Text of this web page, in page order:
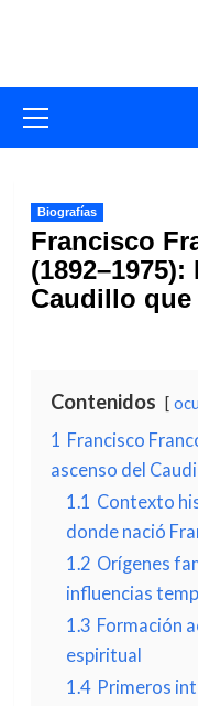
primario
Biografías
Francisco
Caudillo que
Contenidos
1 Francisco
ascenso del
1.1 Contexto
donde nació
1.2 Orígenes
influencias
1.3 Formación
espiritual
1.4 Primeros